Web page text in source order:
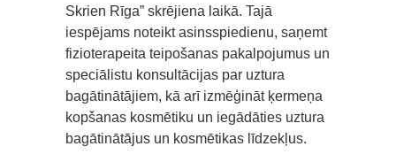
Skrien Rīga” skrējiena laikā. Tajā
iespējams noteikt asinsspiedienu, saņemt
fizioterapeita teipošanas pakalpojumus un
speciālistu konsultācijas par uztura
bagātinātājiem, kā arī izmēģināt ķermeņa
kopšanas kosmētiku un iegādāties uztura
bagātinātājus un kosmētikas līdzekļus.